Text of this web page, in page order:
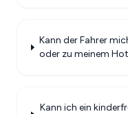
Kann der Fahrer
oder zu meinem
Kann ich ein